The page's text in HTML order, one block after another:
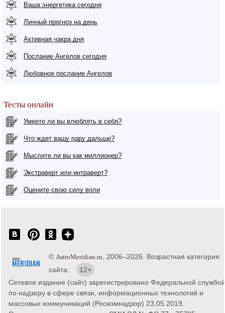
Ваша энергетика сегодня
Личный прогноз на день
Активная чакра дня
Послание Ангелов сегодня
Любовное послание Ангелов
Тесты онлайн
Умеете ли вы влюблять в себя?
Что ждет вашу пару дальше?
Мыслите ли вы как миллионер?
Экстраверт или интраверт?
Оцените свою силу воли
© AstroMeridian.ru , 2006–2026. Возрастная категория
сайта:
12+
Сетевое издание (сайт) зарегистрировано Федеральной службой
по надзору в сфере связи, информационных технологий и
массовых коммуникаций (Роскомнадзор) 23.05.2019.